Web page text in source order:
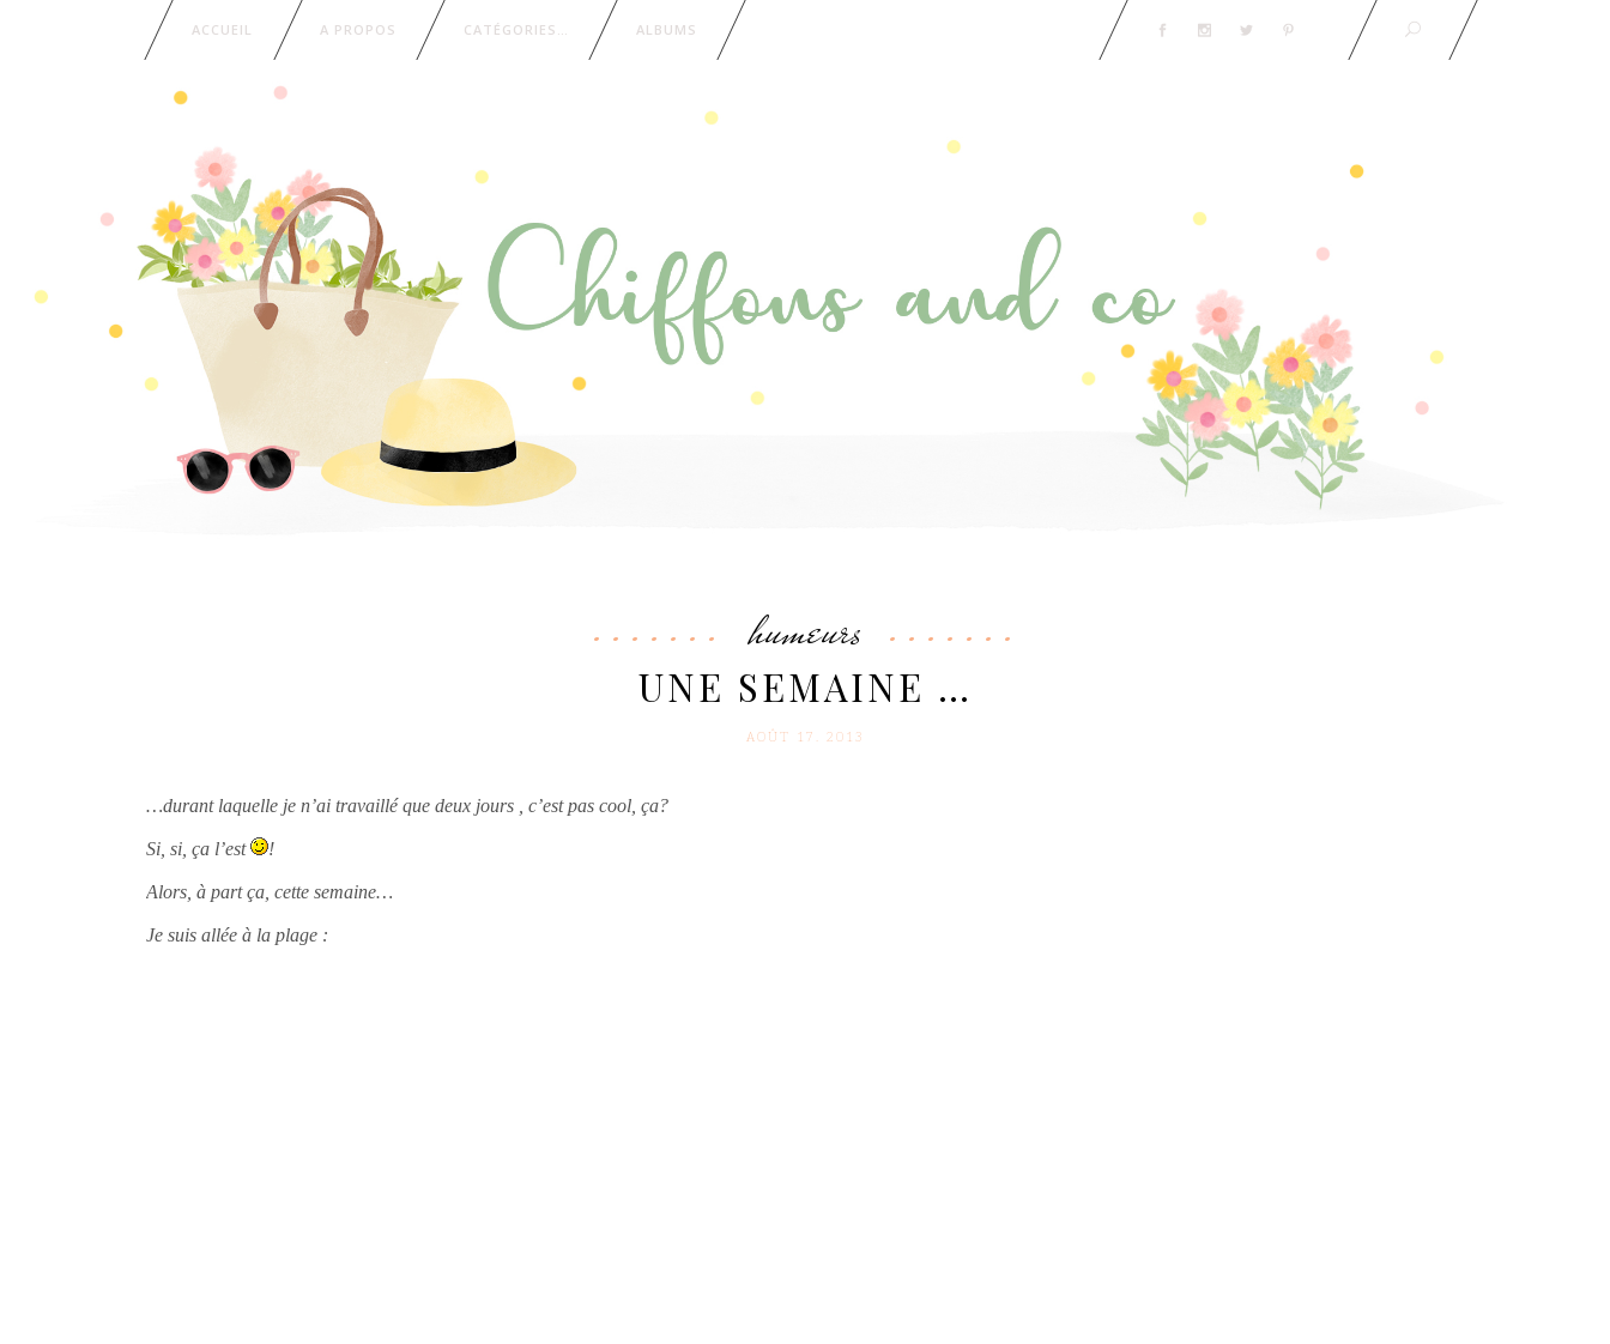
ACCUEIL A PROPOS CATÉGORIES… ALBUMS
humeurs
UNE SEMAINE …
AOÛT 17. 2013
…durant laquelle je n’ai travaillé que deux jours , c’est pas cool, ça?
Si, si, ça l’est !
Alors, à part ça, cette semaine…
Je suis allée à la plage :